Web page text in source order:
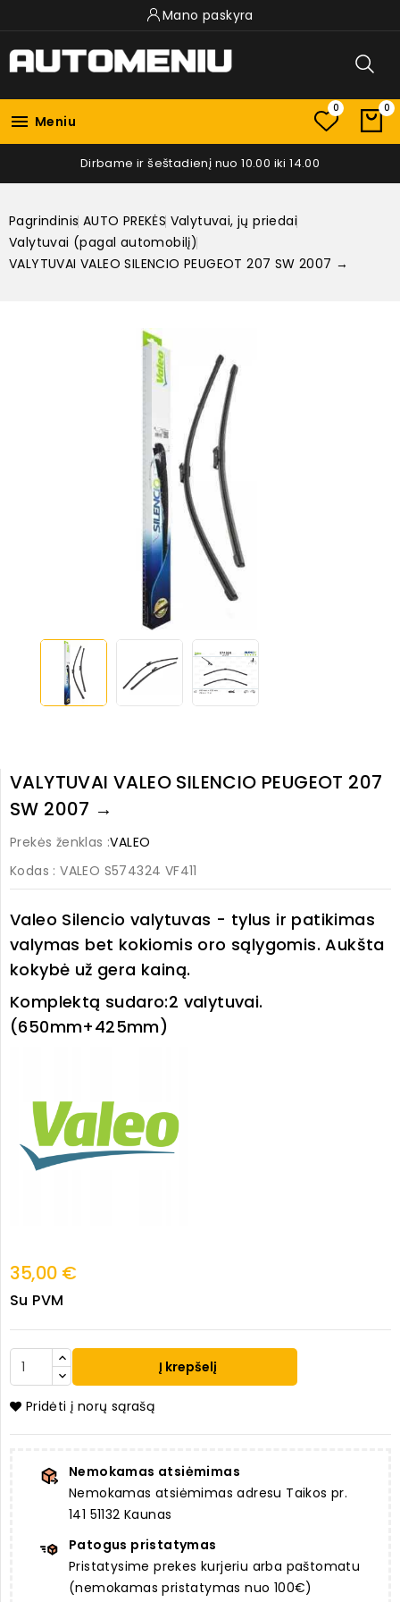
Mano paskyra
 Meniu
0 0
Dirbame ir šeštadienį nuo 10.00 iki 14.00
Pagrindinis AUTO PREKĖS Valytuvai, jų priedai
Valytuvai (pagal automobilį)
VALYTUVAI VALEO SILENCIO PEUGEOT 207 SW 2007 →
VALYTUVAI VALEO SILENCIO PEUGEOT 207
SW 2007 →
Prekės ženklas :VALEO
Kodas : VALEO S574324 VF411
Valeo Silencio valytuvas - tylus ir patikimas
valymas bet kokiomis oro sąlygomis. Aukšta
kokybė už gera kainą.
Komplektą sudaro:2 valytuvai.
(650mm+425mm)
35,00 €
Su PVM
Į krepšelį
Pridėti į norų sąrašą
Nemokamas atsiėmimas
Nemokamas atsiėmimas adresu Taikos pr.
141 51132 Kaunas
Patogus pristatymas
Pristatysime prekes kurjeriu arba paštomatu
(nemokamas pristatymas nuo 100€)